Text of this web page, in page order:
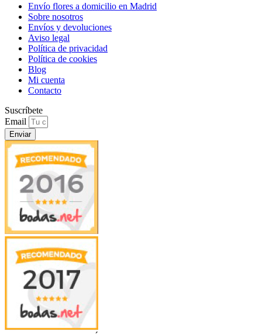
Envío flores a domicilio en Madrid
Sobre nosotros
Envíos y devoluciones
Aviso legal
Política de privacidad
Política de cookies
Blog
Mi cuenta
Contacto
Suscríbete
Email
Enviar